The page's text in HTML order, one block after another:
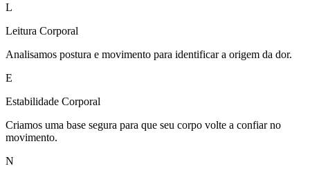
L
Leitura Corporal
Analisamos postura e movimento para identificar a origem da dor.
E
Estabilidade Corporal
Criamos uma base segura para que seu corpo volte a confiar no
movimento.
N